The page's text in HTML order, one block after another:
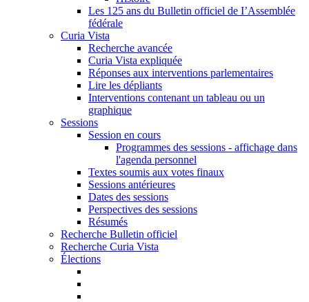
Les 125 ans du Bulletin officiel de I’Assemblée
fédérale
Curia Vista
Recherche avancée
Curia Vista expliquée
Réponses aux interventions parlementaires
Lire les dépliants
Interventions contenant un tableau ou un
graphique
Sessions
Session en cours
Programmes des sessions - affichage dans
l'agenda personnel
Textes soumis aux votes finaux
Sessions antérieures
Dates des sessions
Perspectives des sessions
Résumés
Recherche Bulletin officiel
Recherche Curia Vista
Élections